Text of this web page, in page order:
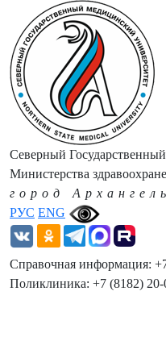
РУС ENG
Северный
Министерства
город
Справочная информация:
Поликлиника: +7 (8182) 20-